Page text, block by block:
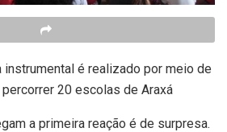
instrumental é realizado por meio de
20 escolas de Araxá
a primeira reação é de surpresa.